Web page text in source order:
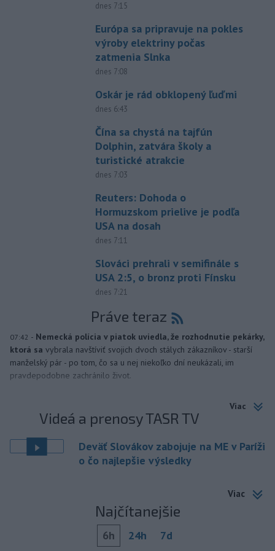
dnes 7:15
Európa sa pripravuje na pokles
výroby elektriny počas
zatmenia Slnka
dnes 7:08
Oskár je rád obklopený ľuďmi
dnes 6:43
Čína sa chystá na tajfún
Dolphin, zatvára školy a
turistické atrakcie
dnes 7:03
Reuters: Dohoda o
Hormuzskom prielive je podľa
USA na dosah
dnes 7:11
Slováci prehrali v semifinále s
USA 2:5, o bronz proti Fínsku
dnes 7:21
Práve teraz
07:42 - Nemecká polícia v piatok uviedla, že rozhodnutie pekárky,
ktorá sa vybrala navštíviť svojich dvoch stálych zákazníkov - starší
manželský pár - po tom, čo sa u nej niekoľko dní neukázali, im
pravdepodobne zachránilo život.
Viac
Videá a prenosy TASR TV
Deväť Slovákov zabojuje na ME v Paríži
o čo najlepšie výsledky
Viac
Najčítanejšie
6h 24h 7d